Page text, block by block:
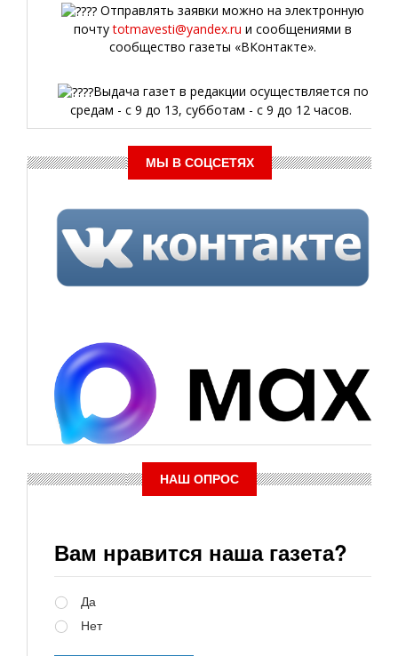
Отправлять заявки можно на электронную
почтуtotmavesti@yandex.ru и сообщениями в
сообщество газеты «ВКонтакте».
Выдача газет в редакции осуществляется по
средам - с 9 до 13, субботам - с 9 до 12 часов.
МЫ В СОЦСЕТЯХ
НАШ ОПРОС
Вам нравится наша газета?
Да
Нет